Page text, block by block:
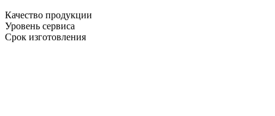
Качество продукции
Уровень сервиса
Срок изготовления